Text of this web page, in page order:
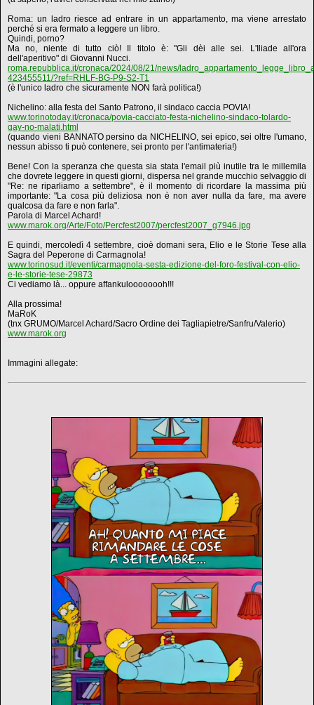
Roma: un ladro riesce ad entrare in un appartamento, ma viene arrestato
perché si era fermato a leggere un libro.
Quindi, porno?
Ma no, niente di tutto ciò! Il titolo è: "Gli dèi alle sei. L'Iliade all'ora
dell'aperitivo" di Giovanni Nucci.
roma.repubblica.it/cronaca/2024/08/21/news/
423455511/?ref=RHLF-BG-P9-S2-T1
(è l'unico ladro che sicuramente NON farà politica!)
Nichelino: alla festa del Santo Patrono, il sindaco caccia POVIA!
www.torinotoday.it/cronaca/povia-cacciato-festa-nichelino-sindaco-tolardo-
gay-no-malati.html
(quando vieni BANNATO persino da NICHELINO, sei epico, sei oltre l'umano,
nessun abisso ti può contenere, sei pronto per l'antimateria!)
Bene! Con la speranza che questa sia stata l'email più inutile tra le millemila
che dovrete leggere in questi giorni, dispersa nel grande mucchio selvaggio di
"Re: ne riparliamo a settembre", è il momento di ricordare la massima più
importante: "La cosa più deliziosa non è non aver nulla da fare, ma avere
qualcosa da fare e non farla".
Parola di Marcel Achard!
www.marok.org/Arte/Foto/Percfest2007/percfest2007_g7946.jpg
E quindi, mercoledì 4 settembre, cioè domani sera, Elio e le Storie Tese alla
Sagra del Peperone di Carmagnola!
www.torinosud.it/eventi/carmagnola-sesta-edizione-del-foro-festival-con-elio-
e-le-storie-tese-29873
Ci vediamo là... oppure affankuloooooooh!!!
Alla prossima!
MaRoK
(tnx GRUMO/Marcel Achard/Sacro Ordine dei Tagliapietre/Sanfru/Valerio)
www.marok.org
Immagini allegate: